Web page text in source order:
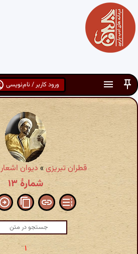
ورود کاربر / نام‌نویسی
قطران تبریزی» دیوان اشعار
شمارهٔ ۱۳